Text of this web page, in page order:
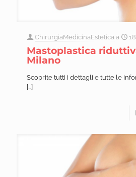
ChirurgiaMedicinaEstetica a
Mastoplastica
Milano
Scoprite tutti i dettagli e tutte le
[…]